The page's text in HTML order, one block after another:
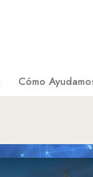
Cómo
Applied